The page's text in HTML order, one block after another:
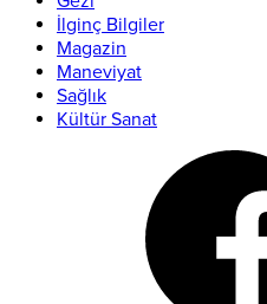
İlginç Bilgiler
Magazin
Maneviyat
Sağlık
Kültür Sanat